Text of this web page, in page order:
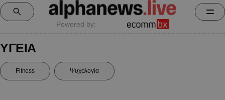
Powered by:
ΥΓΕΙΑ
Fitness Ψυχολογία